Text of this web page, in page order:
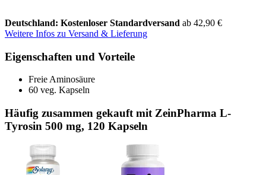
Deutschland: Kostenloser Standardversand ab 42,90 €
Weitere Infos zu Versand & Lieferung
Eigenschaften und Vorteile
Freie Aminosäure
60 veg. Kapseln
Häufig zusammen gekauft mit ZeinPharma L-
Tyrosin 500 mg, 120 Kapseln